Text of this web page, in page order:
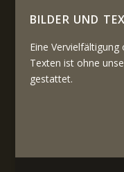
BILDER UND
Eine
Texten ist ohne
gestattet.